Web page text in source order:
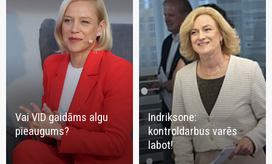
Vai VID gaidāms algu
pieaugums?
Indriksone:
kontroldarbus varēs
labot!